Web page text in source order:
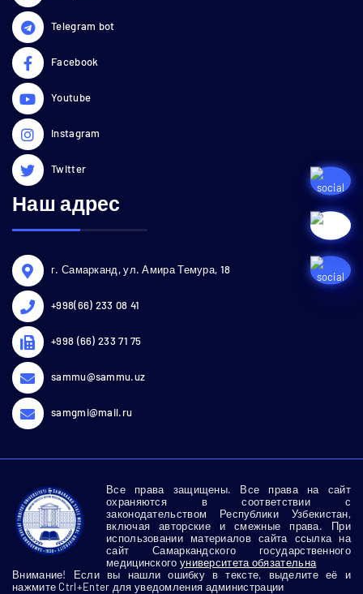
Telegram bot
Facebook
Youtube
Instagram
Twitter
Наш адрес
г. Самарканд, ул. Амира Темура, 18
+998(66) 233 08 41
+998 (66) 233 71 75
sammu@sammu.uz
samgmi@mail.ru
Все права защищены. Все права на сайт
охраняются в соответствии с
законодательством Республики Узбекистан,
включая авторские и смежные права. При
использовании материалов сайта ссылка на
сайт Самаркандского государственного
медицинского университета обязательна
Внимание! Если вы нашли ошибку в тексте, выделите её и
нажмите Ctrl+Enter для уведомления администрации